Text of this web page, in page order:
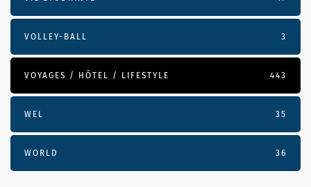
VOLLEY-BALL 3
VOYAGES / HÔTEL / LIFESTYLE 443
WEL 35
WORLD 36